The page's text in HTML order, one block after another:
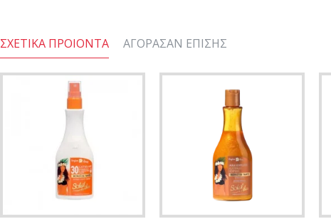
ΣΧΕΤΙΚΆ ΠΡΟΙΌΝΤΑ ΑΓΌΡΑΣΑΝ ΕΠΊΣΗΣ